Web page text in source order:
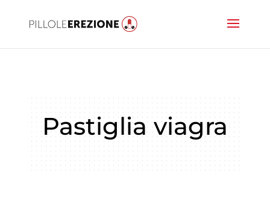
Pastiglia viagra